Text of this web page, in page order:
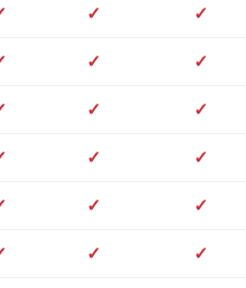
✓ ✓
✓ ✓
✓ ✓
✓ ✓
✓ ✓
✓ ✓